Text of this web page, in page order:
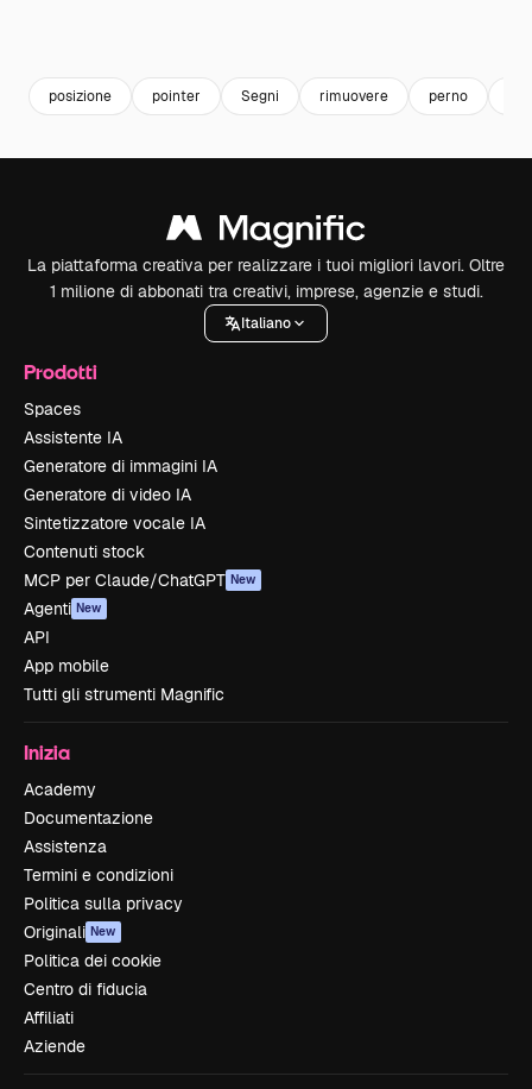
posizione pointer Segni rimuovere perno
La piattaforma creativa per realizzare i tuoi migliori lavori. Oltre
1 milione di abbonati tra creativi, imprese, agenzie e studi.
Italiano
Prodotti
Spaces
Assistente IA
Generatore di immagini IA
Generatore di video IA
Sintetizzatore vocale IA
Contenuti stock
MCP per Claude/ChatGPT New
Agenti New
API
App mobile
Tutti gli strumenti Magnific
Inizia
Academy
Documentazione
Assistenza
Termini e condizioni
Politica sulla privacy
Originali New
Politica dei cookie
Centro di fiducia
Affiliati
Aziende